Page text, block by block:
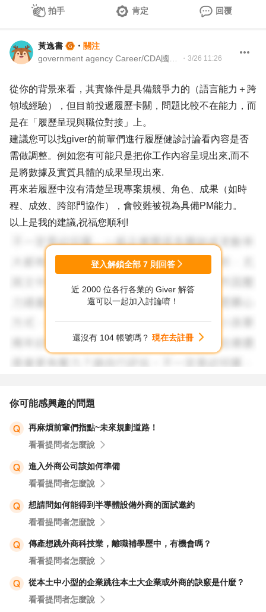
拍手 肯定 回覆
黃逸書 ・ 關注
・ 3/26 11:26
從你的背景來看，其實條件是具備競爭力的（語言能力＋跨
領域經驗），但目前投遞履歷卡關，問題比較不在能力，而
是在「履歷呈現與職位對接」上。
建議您可以找giver的前輩們進行履歷健診討論看內容是否
需做調整。例如您有可能只是把你工作內容呈現出來,而不
是將數據及實質具體的成果呈現出來.
再來若履歷中沒有清楚呈現專案規模、角色、成果（如時
程、成效、跨部門協作），會較難被視為具備PM能力。
以上是我的建議,祝福您順利!
登入解鎖全部 7 則回答
近 2000 位各行各業的 Giver 解答
還可以一起加入討論唷！
還沒有 104 帳號嗎？ 現在去註冊
你可能感興趣的問題
再麻煩前輩們指點~未來規劃道路！
看看提問者怎麼說
進入外商公司該如何準備
看看提問者怎麼說
想請問如何能得到半導體設備外商的面試邀約
看看提問者怎麼說
傳產想跳外商科技業，離職補學歷中，有機會嗎？
看看提問者怎麼說
從本土中小型的企業跳往本土大企業或外商的訣竅是什麼？
看看提問者怎麼說